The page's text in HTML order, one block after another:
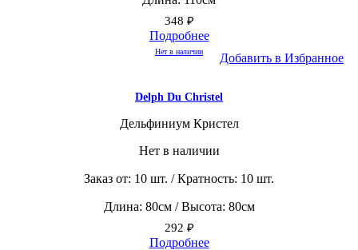
348 ₽
Подробнее
Нет в наличии Добавить в Избранное
Delph Du Christel
Дельфиниум Кристел
Нет в наличии
Заказ от: 10 шт. / Кратность: 10 шт.
Длина: 80см / Высота: 80см
292 ₽
Подробнее